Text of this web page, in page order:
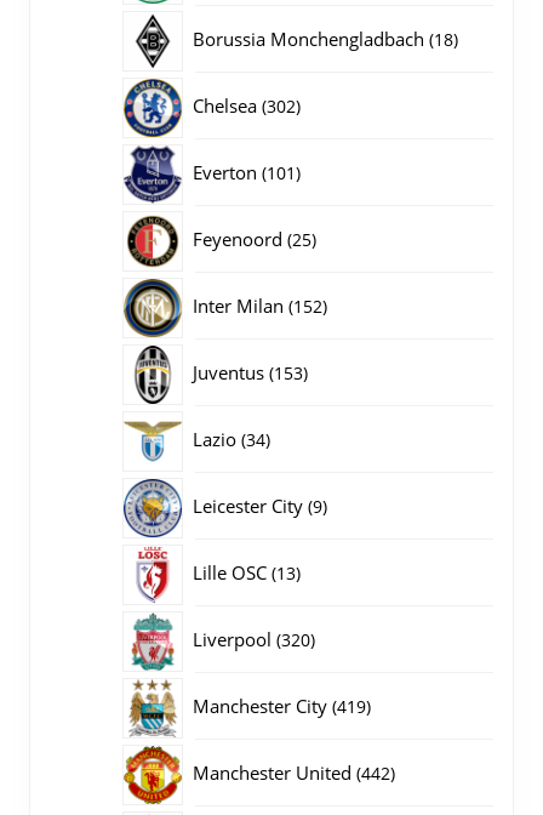
Borussia Monchengladbach 1818
Chelsea 302302
Everton 101101
Feyenoord 2525
Inter Milan 152152
Juventus 153153
Lazio 3434
Leicester City 99
Lille OSC 1313
Liverpool 320320
Manchester City 419419
Manchester United 442442